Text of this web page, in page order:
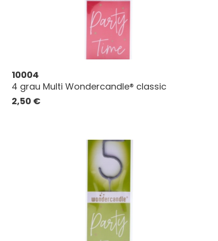
10004
4 grau Multi Wondercandle® classic
2,50 €